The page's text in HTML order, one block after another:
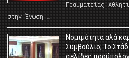
Γραμματείας
στην Ένωση …
Νομιμότητα αλά
Συμβούλιο; Το
σελίδες